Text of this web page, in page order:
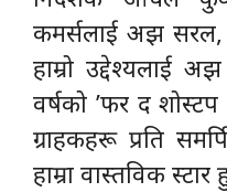
कमर्सलाई अझ सरल,
हाम्रो उद्देश्यलाई
वर्षको ’फर द
ग्राहकहरू प्रति
हाम्रा वास्तविक स्टार